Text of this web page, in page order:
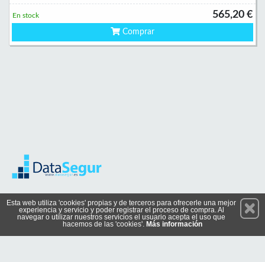
565,20 €
En stock
Comprar
Suscríbete
Esta web utiliza 'cookies' propias y de terceros para ofrecerle una mejor
experiencia y servicio y poder registrar el proceso de compra. Al
navegar o utilizar nuestros servicios el usuario acepta el uso que
hacemos de las 'cookies'. Más información